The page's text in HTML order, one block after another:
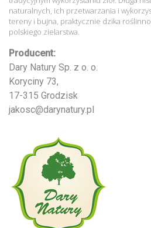
naturalnych, ich przetwarzania i
tereny i bujna, praktycznie dzika
polskiego zielarstwa.
Producent:
Dary Natury Sp. z o. o.
Koryciny 73,
17-315 Grodzisk
jakosc@darynatury.pl